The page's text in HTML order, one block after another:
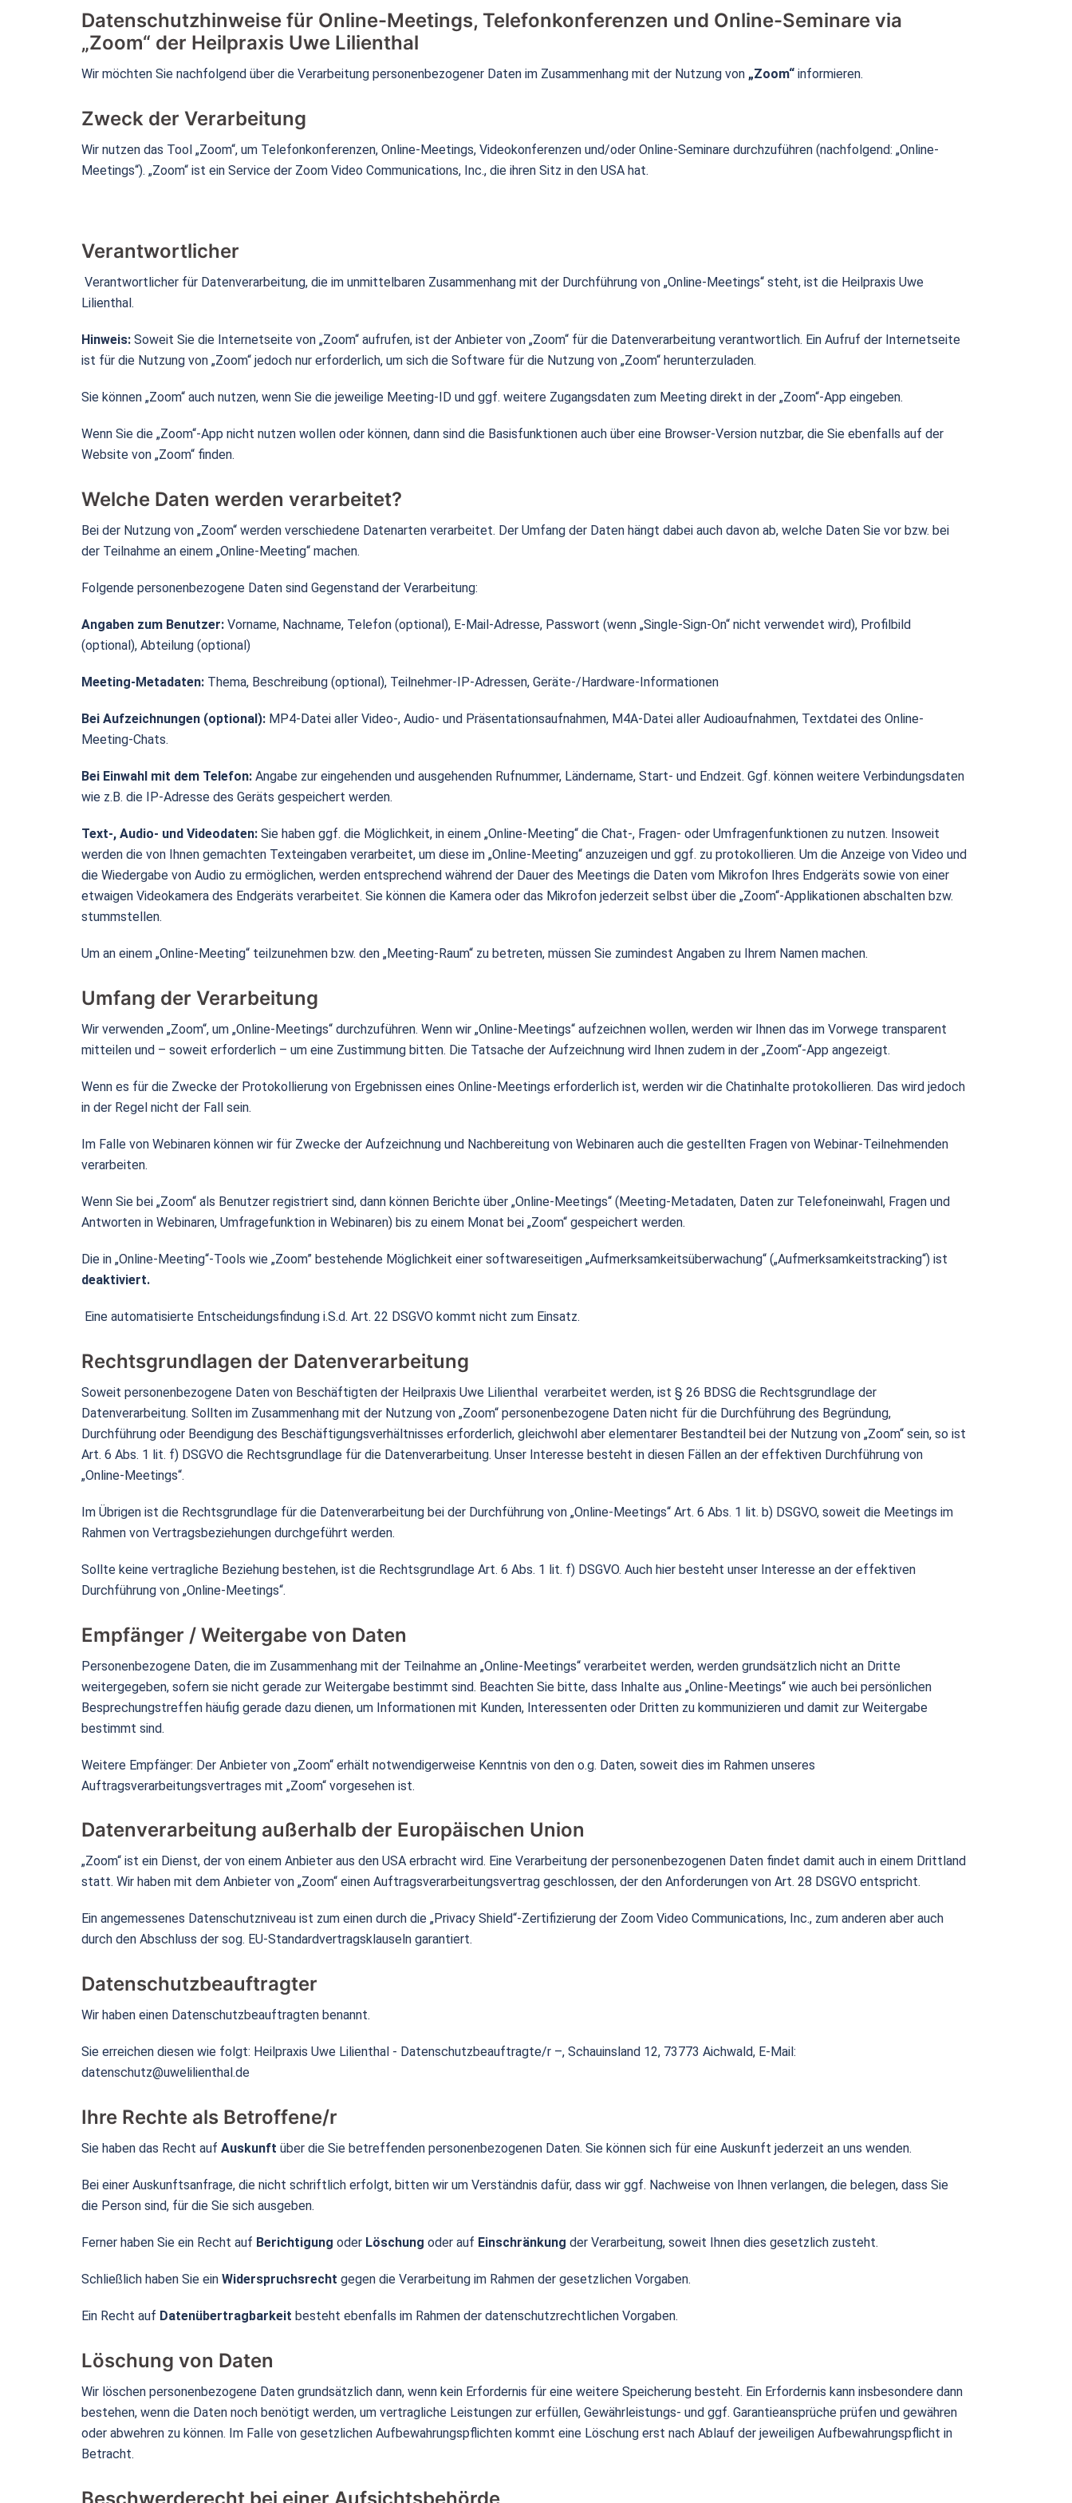
Datenschutzhinweise für Online-Meetings, Telefonkonferenzen und Online-Seminare via
„Zoom“ der Heilpraxis Uwe Lilienthal
Wir möchten Sie nachfolgend über die Verarbeitung personenbezogener Daten im Zusammenhang mit der Nutzung von „Zoom“ informieren.
Zweck der Verarbeitung
Wir nutzen das Tool „Zoom“, um Telefonkonferenzen, Online-Meetings, Videokonferenzen und/oder Online-Seminare durchzuführen (nachfolgend: „Online-
Meetings“). „Zoom“ ist ein Service der Zoom Video Communications, Inc., die ihren Sitz in den USA hat.
Verantwortlicher
Verantwortlicher für Datenverarbeitung, die im unmittelbaren Zusammenhang mit der Durchführung von „Online-Meetings“ steht, ist die Heilpraxis Uwe
Lilienthal.
Hinweis: Soweit Sie die Internetseite von „Zoom“ aufrufen, ist der Anbieter von „Zoom“ für die Datenverarbeitung verantwortlich. Ein Aufruf der Internetseite
ist für die Nutzung von „Zoom“ jedoch nur erforderlich, um sich die Software für die Nutzung von „Zoom“ herunterzuladen.
Sie können „Zoom“ auch nutzen, wenn Sie die jeweilige Meeting-ID und ggf. weitere Zugangsdaten zum Meeting direkt in der „Zoom“-App eingeben.
Wenn Sie die „Zoom“-App nicht nutzen wollen oder können, dann sind die Basisfunktionen auch über eine Browser-Version nutzbar, die Sie ebenfalls auf der
Website von „Zoom“ finden.
Welche Daten werden verarbeitet?
Bei der Nutzung von „Zoom“ werden verschiedene Datenarten verarbeitet. Der Umfang der Daten hängt dabei auch davon ab, welche Daten Sie vor bzw. bei
der Teilnahme an einem „Online-Meeting“ machen.
Folgende personenbezogene Daten sind Gegenstand der Verarbeitung:
Angaben zum Benutzer: Vorname, Nachname, Telefon (optional), E-Mail-Adresse, Passwort (wenn „Single-Sign-On“ nicht verwendet wird), Profilbild
(optional), Abteilung (optional)
Meeting-Metadaten: Thema, Beschreibung (optional), Teilnehmer-IP-Adressen, Geräte-/Hardware-Informationen
Bei Aufzeichnungen (optional): MP4-Datei aller Video-, Audio- und Präsentationsaufnahmen, M4A-Datei aller Audioaufnahmen, Textdatei des Online-
Meeting-Chats.
Bei Einwahl mit dem Telefon: Angabe zur eingehenden und ausgehenden Rufnummer, Ländername, Start- und Endzeit. Ggf. können weitere Verbindungsdaten
wie z.B. die IP-Adresse des Geräts gespeichert werden.
Text-, Audio- und Videodaten: Sie haben ggf. die Möglichkeit, in einem „Online-Meeting“ die Chat-, Fragen- oder Umfragenfunktionen zu nutzen. Insoweit
werden die von Ihnen gemachten Texteingaben verarbeitet, um diese im „Online-Meeting“ anzuzeigen und ggf. zu protokollieren. Um die Anzeige von Video und
die Wiedergabe von Audio zu ermöglichen, werden entsprechend während der Dauer des Meetings die Daten vom Mikrofon Ihres Endgeräts sowie von einer
etwaigen Videokamera des Endgeräts verarbeitet. Sie können die Kamera oder das Mikrofon jederzeit selbst über die „Zoom“-Applikationen abschalten bzw.
stummstellen.
Um an einem „Online-Meeting“ teilzunehmen bzw. den „Meeting-Raum“ zu betreten, müssen Sie zumindest Angaben zu Ihrem Namen machen.
Umfang der Verarbeitung
Wir verwenden „Zoom“, um „Online-Meetings“ durchzuführen. Wenn wir „Online-Meetings“ aufzeichnen wollen, werden wir Ihnen das im Vorwege transparent
mitteilen und – soweit erforderlich – um eine Zustimmung bitten. Die Tatsache der Aufzeichnung wird Ihnen zudem in der „Zoom“-App angezeigt.
Wenn es für die Zwecke der Protokollierung von Ergebnissen eines Online-Meetings erforderlich ist, werden wir die Chatinhalte protokollieren. Das wird jedoch
in der Regel nicht der Fall sein.
Im Falle von Webinaren können wir für Zwecke der Aufzeichnung und Nachbereitung von Webinaren auch die gestellten Fragen von Webinar-Teilnehmenden
verarbeiten.
Wenn Sie bei „Zoom“ als Benutzer registriert sind, dann können Berichte über „Online-Meetings“ (Meeting-Metadaten, Daten zur Telefoneinwahl, Fragen und
Antworten in Webinaren, Umfragefunktion in Webinaren) bis zu einem Monat bei „Zoom“ gespeichert werden.
Die in „Online-Meeting“-Tools wie „Zoom” bestehende Möglichkeit einer softwareseitigen „Aufmerksamkeitsüberwachung“ („Aufmerksamkeitstracking“) ist
deaktiviert.
Eine automatisierte Entscheidungsfindung i.S.d. Art. 22 DSGVO kommt nicht zum Einsatz.
Rechtsgrundlagen der Datenverarbeitung
Soweit personenbezogene Daten von Beschäftigten der Heilpraxis Uwe Lilienthal verarbeitet werden, ist § 26 BDSG die Rechtsgrundlage der
Datenverarbeitung. Sollten im Zusammenhang mit der Nutzung von „Zoom“ personenbezogene Daten nicht für die Durchführung des Begründung,
Durchführung oder Beendigung des Beschäftigungsverhältnisses erforderlich, gleichwohl aber elementarer Bestandteil bei der Nutzung von „Zoom“ sein, so ist
Art. 6 Abs. 1 lit. f) DSGVO die Rechtsgrundlage für die Datenverarbeitung. Unser Interesse besteht in diesen Fällen an der effektiven Durchführung von
„Online-Meetings“.
Im Übrigen ist die Rechtsgrundlage für die Datenverarbeitung bei der Durchführung von „Online-Meetings“ Art. 6 Abs. 1 lit. b) DSGVO, soweit die Meetings im
Rahmen von Vertragsbeziehungen durchgeführt werden.
Sollte keine vertragliche Beziehung bestehen, ist die Rechtsgrundlage Art. 6 Abs. 1 lit. f) DSGVO. Auch hier besteht unser Interesse an der effektiven
Durchführung von „Online-Meetings“.
Empfänger / Weitergabe von Daten
Personenbezogene Daten, die im Zusammenhang mit der Teilnahme an „Online-Meetings“ verarbeitet werden, werden grundsätzlich nicht an Dritte
weitergegeben, sofern sie nicht gerade zur Weitergabe bestimmt sind. Beachten Sie bitte, dass Inhalte aus „Online-Meetings“ wie auch bei persönlichen
Besprechungstreffen häufig gerade dazu dienen, um Informationen mit Kunden, Interessenten oder Dritten zu kommunizieren und damit zur Weitergabe
bestimmt sind.
Weitere Empfänger: Der Anbieter von „Zoom“ erhält notwendigerweise Kenntnis von den o.g. Daten, soweit dies im Rahmen unseres
Auftragsverarbeitungsvertrages mit „Zoom“ vorgesehen ist.
Datenverarbeitung außerhalb der Europäischen Union
„Zoom“ ist ein Dienst, der von einem Anbieter aus den USA erbracht wird. Eine Verarbeitung der personenbezogenen Daten findet damit auch in einem Drittland
statt. Wir haben mit dem Anbieter von „Zoom“ einen Auftragsverarbeitungsvertrag geschlossen, der den Anforderungen von Art. 28 DSGVO entspricht.
Ein angemessenes Datenschutzniveau ist zum einen durch die „Privacy Shield“-Zertifizierung der Zoom Video Communications, Inc., zum anderen aber auch
durch den Abschluss der sog. EU-Standardvertragsklauseln garantiert.
Datenschutzbeauftragter
Wir haben einen Datenschutzbeauftragten benannt.
Sie erreichen diesen wie folgt: Heilpraxis Uwe Lilienthal - Datenschutzbeauftragte/r –, Schauinsland 12, 73773 Aichwald, E-Mail:
datenschutz@uwelilienthal.de
Ihre Rechte als Betroffene/r
Sie haben das Recht auf Auskunft über die Sie betreffenden personenbezogenen Daten. Sie können sich für eine Auskunft jederzeit an uns wenden.
Bei einer Auskunftsanfrage, die nicht schriftlich erfolgt, bitten wir um Verständnis dafür, dass wir ggf. Nachweise von Ihnen verlangen, die belegen, dass Sie
die Person sind, für die Sie sich ausgeben.
Ferner haben Sie ein Recht auf Berichtigung oder Löschung oder auf Einschränkung der Verarbeitung, soweit Ihnen dies gesetzlich zusteht.
Schließlich haben Sie ein Widerspruchsrecht gegen die Verarbeitung im Rahmen der gesetzlichen Vorgaben.
Ein Recht auf Datenübertragbarkeit besteht ebenfalls im Rahmen der datenschutzrechtlichen Vorgaben.
Löschung von Daten
Wir löschen personenbezogene Daten grundsätzlich dann, wenn kein Erfordernis für eine weitere Speicherung besteht. Ein Erfordernis kann insbesondere dann
bestehen, wenn die Daten noch benötigt werden, um vertragliche Leistungen zur erfüllen, Gewährleistungs- und ggf. Garantieansprüche prüfen und gewähren
oder abwehren zu können. Im Falle von gesetzlichen Aufbewahrungspflichten kommt eine Löschung erst nach Ablauf der jeweiligen Aufbewahrungspflicht in
Betracht.
Beschwerderecht bei einer Aufsichtsbehörde